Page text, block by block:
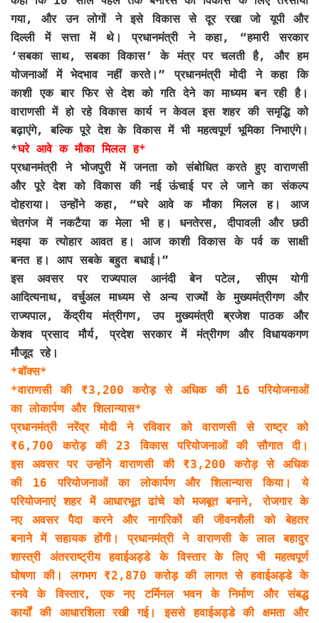
गया, और उन लोगों ने इसे विकास से दूर रखा जो यूपी और
दिल्ली में सत्ता में थे। प्रधानमंत्री ने कहा, “हमारी सरकार
‘सबका साथ, सबका विकास’ के मंत्र पर चलती है, और हम
योजनाओं में भेदभाव नहीं करते।” प्रधानमंत्री मोदी ने कहा कि
काशी एक बार फिर से देश को गति देने का माध्यम बन रही है।
वाराणसी में हो रहे विकास कार्य न केवल इस शहर की समृद्धि को
बढ़ाएंगे, बल्कि पूरे देश के विकास में भी महत्वपूर्ण भूमिका निभाएंगे।
*घरे आवे क मौका मिलल ह*
प्रधानमंत्री ने भोजपुरी में जनता को संबोधित करते हुए वाराणसी
और पूरे देश को विकास की नई ऊंचाई पर ले जाने का संकल्प
दोहराया। उन्होंने कहा, “घरे आवे क मौका मिलल ह। आज
चेतगंज में नकटैया क मेला भी ह। धनतेरस, दीपावली और छठी
मइया क त्योहार आवत ह। आज काशी विकास के पर्व क साक्षी
बनत ह। आप सबके बहुत बधाई।”
इस अवसर पर राज्यपाल आनंदी बेन पटेल, सीएम योगी
आदित्यनाथ, वर्चुअल माध्यम से अन्य राज्यों के मुख्यमंत्रीगण और
राज्यपाल, केंद्रीय मंत्रीगण, उप मुख्यमंत्री ब्रजेश पाठक और
केशव प्रसाद मौर्य, प्रदेश सरकार में मंत्रीगण और विधायकगण
मौजूद रहे।
*बॉक्स*
*वाराणसी की ₹3,200 करोड़ से अधिक की 16 परियोजनाओं
का लोकार्पण और शिलान्यास*
प्रधानमंत्री नरेंद्र मोदी ने रविवार को वाराणसी से राष्ट्र को
₹6,700 करोड़ की 23 विकास परियोजनाओं की सौगात दी।
इस अवसर पर उन्होंने वाराणसी की ₹3,200 करोड़ से अधिक
की 16 परियोजनाओं का लोकार्पण और शिलान्यास किया। ये
परियोजनाएं शहर में आधारभूत ढांचे को मजबूत बनाने, रोजगार के
नए अवसर पैदा करने और नागरिकों की जीवनशैली को बेहतर
बनाने में सहायक होंगी। प्रधानमंत्री ने वाराणसी के लाल बहादुर
शास्त्री अंतरराष्ट्रीय हवाईअड्डे के विस्तार के लिए भी महत्वपूर्ण
घोषणा की। लगभग ₹2,870 करोड़ की लागत से हवाईअड्डे के
रनवे के विस्तार, एक नए टर्मिनल भवन के निर्माण और संबद्ध
कार्यों की आधारशिला रखी गई। इससे हवाईअड्डे की क्षमता और